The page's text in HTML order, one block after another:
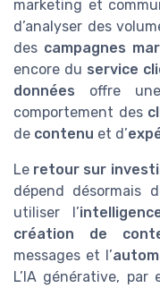
marketing et
d’analyser des
des campagnes
encore du service
données offre une
comportement des
de contenu et d’
Le retour sur
dépend désormais
utiliser l’
création de
messages et l’
L’IA générative,